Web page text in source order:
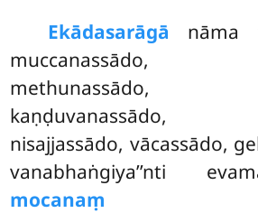
Ekādasarāgā nāma
muccanassādo,
methunassādo,
kaṇḍuvanassādo,
nisajjassādo, vācassādo,
vanabhaṅgiya’’nti
mocanaṃ